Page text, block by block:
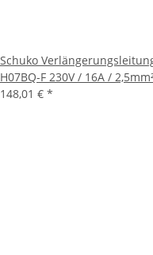
Schuko
H07BQ-F 230V / 16A /
148,01 € *